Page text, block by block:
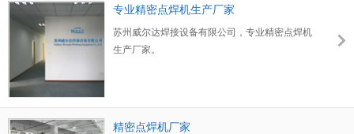
专业精密点焊机生产厂家
苏州威尔达焊接设备有限公司，专业精密点焊机
生产厂家。
精密点焊机厂家